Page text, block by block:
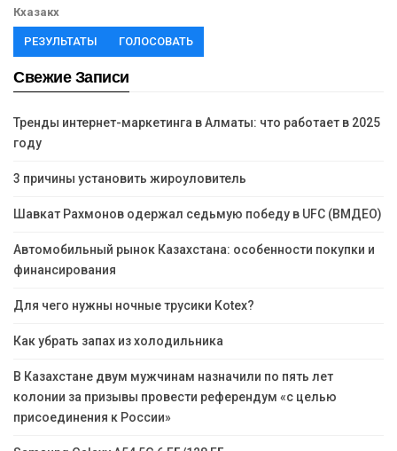
Кхазакх
РЕЗУЛЬТАТЫ ГОЛОСОВАТЬ
Свежие Записи
Тренды интернет-маркетинга в Алматы: что работает в 2025
году
3 причины установить жироуловитель
Шавкат Рахмонов одержал седьмую победу в UFC (ВМДЕО)
Автомобильный рынок Казахстана: особенности покупки и
финансирования
Для чего нужны ночные трусики Kotex?
Как убрать запах из холодильника
В Казахстане двум мужчинам назначили по пять лет
колонии за призывы провести референдум «с целью
присоединения к России»